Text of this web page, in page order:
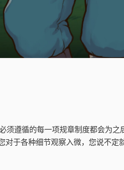
遵循的每一项规章制度都会为
对于各种细节观察入微，您说不